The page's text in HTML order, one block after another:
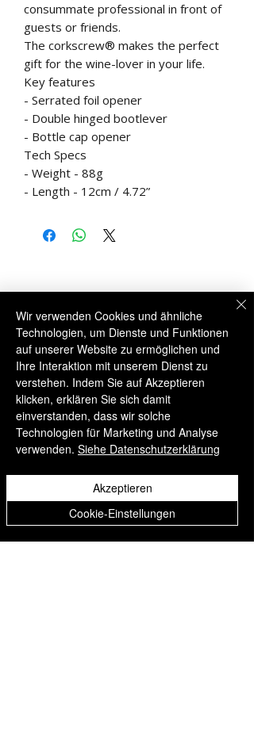
consummate professional in front of
guests or friends.
The corkscrew® makes the perfect
gift for the wine-lover in your life.
Key features
- Serrated foil opener
- Double hinged bootlever
- Bottle cap opener
Tech Specs
- Weight - 88g
- Length - 12cm / 4.72”
Kostenloser UK-Versand über £60
Ähnliche
Produkte
Wir verwenden Cookies und ähnliche
Technologien, um Dienste und Funktionen
auf unserer Website zu ermöglichen und
Ihre Interaktion mit unserem Dienst zu
verstehen. Indem Sie auf Akzeptieren
klicken, erklären Sie sich damit
einverstanden, dass wir solche
Technologien für Marketing und Analyse
verwenden. Siehe Datenschutzerklärung
Cookie-Einstellungen
Akzeptieren